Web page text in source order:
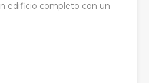
edificio completo con un